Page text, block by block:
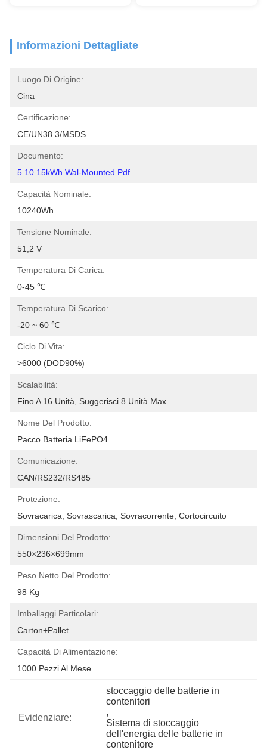
Informazioni Dettagliate
Luogo Di Origine:
Cina
Certificazione:
CE/UN38.3/MSDS
Documento:
5 10 15kWh Wal-Mounted.pdf
Capacità Nominale:
10240Wh
Tensione Nominale:
51,2 V
Temperatura Di Carica:
0-45 ℃
Temperatura Di Scarico:
-20 ~ 60 ℃
Ciclo Di Vita:
>6000 (DOD90%)
Scalabilità:
Fino A 16 Unità, Suggerisci 8 Unità Max
Nome Del Prodotto:
Pacco Batteria LiFePO4
Comunicazione:
CAN/RS232/RS485
Protezione:
Sovracarica, Sovrascarica, Sovracorrente, Cortocircuito
Dimensioni Del Prodotto:
550×236×699mm
Peso Netto Del Prodotto:
98 Kg
Imballaggi Particolari:
Carton+Pallet
Capacità Di Alimentazione:
1000 Pezzi Al Mese
Evidenziare:
stoccaggio delle batterie in
contenitori
,
Sistema di stoccaggio
dell'energia delle batterie in
contenitore